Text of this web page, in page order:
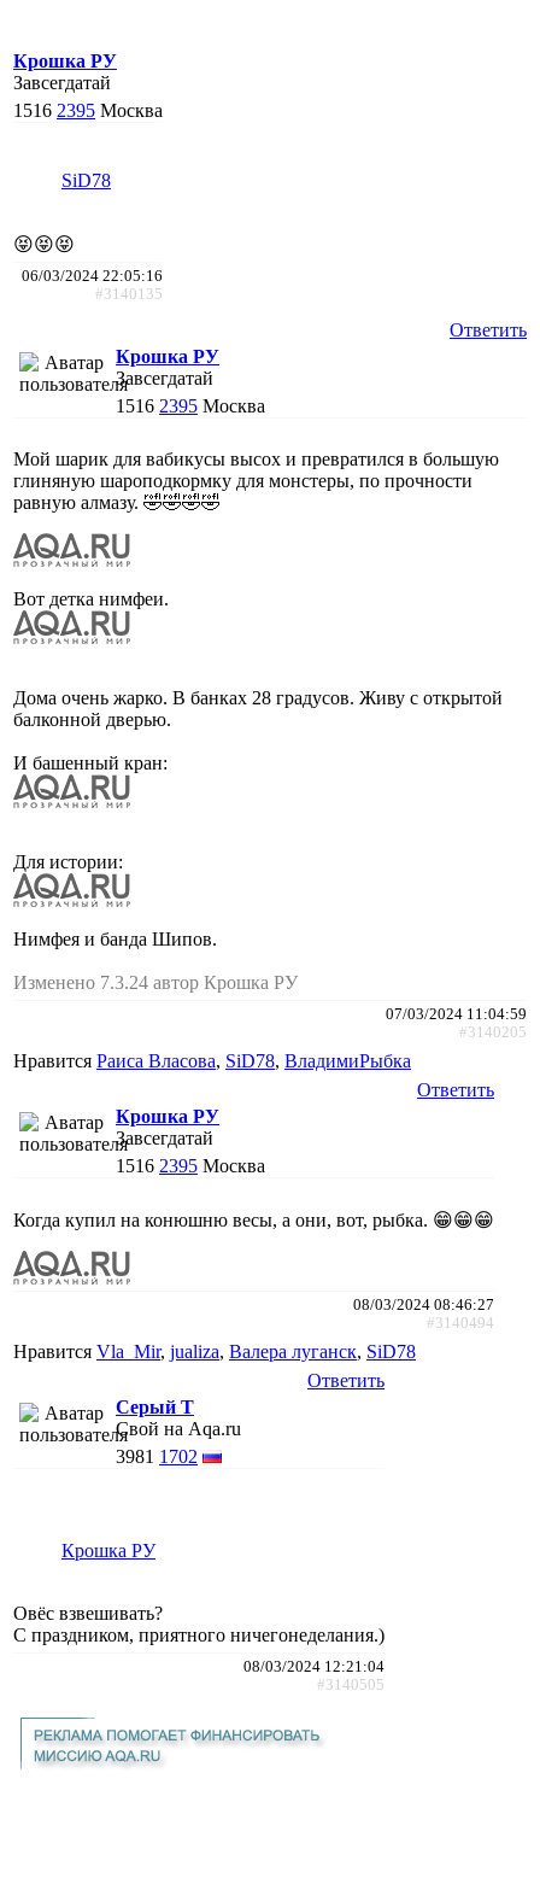
Крошка РУ
Завсегдатай
1516 2395 Москва
SiD78
😝😝😝
06/03/2024 22:05:16
#3140135
Ответить
Крошка РУ
Завсегдатай
1516 2395 Москва
Мой шарик для вабикусы высох и превратился в большую
глиняную шароподкормку для монстеры, по прочности
равную алмазу. 🤣🤣🤣🤣
Вот детка нимфеи.
Дома очень жарко. В банках 28 градусов. Живу с открытой
балконной дверью.
И башенный кран:
Для истории:
Нимфея и банда Шипов.
Изменено 7.3.24 автор Крошка РУ
07/03/2024 11:04:59
#3140205
Нравится Раиса Власова, SiD78, ВладимиРыбка
Ответить
Крошка РУ
Завсегдатай
1516 2395 Москва
Когда купил на конюшню весы, а они, вот, рыбка. 😁😁😁
08/03/2024 08:46:27
#3140494
Нравится Vla_Mir, jualiza, Валера луганск, SiD78
Ответить
Серый Т
Свой на Aqa.ru
3981 1702
Крошка РУ
Овёс взвешивать?
С праздником, приятного ничегонеделания.)
08/03/2024 12:21:04
#3140505